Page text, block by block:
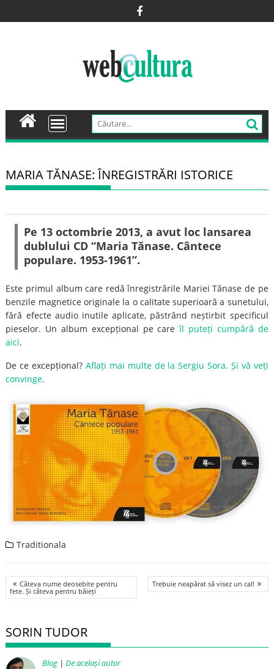
to
MARIA TĂNASE: ÎNREGISTRĂRI ISTORICE
Pe 13 octombrie 2013, a avut loc lansarea
dublului CD “Maria Tănase. Cântece
populare. 1953-1961”.
Este primul album care redă înregistrările Mariei Tănase de pe
benzile magnetice originale la o calitate superioară a sunetului,
fără efecte audio inutile aplicate, păstrând neștirbit specificul
pieselor. Un album excepțional pe careîl puteți cumpără de
aici.
De ce excepțional? Aflați mai multe de la Sergiu Sora. Și vă veți
convinge.
Traditionala
Post
navigation
Câteva nume deosebite pentru
fete. Și câteva pentru băieți
Trebuie neapărat să visez un cal!
SORIN TUDOR
Blog |De același autor